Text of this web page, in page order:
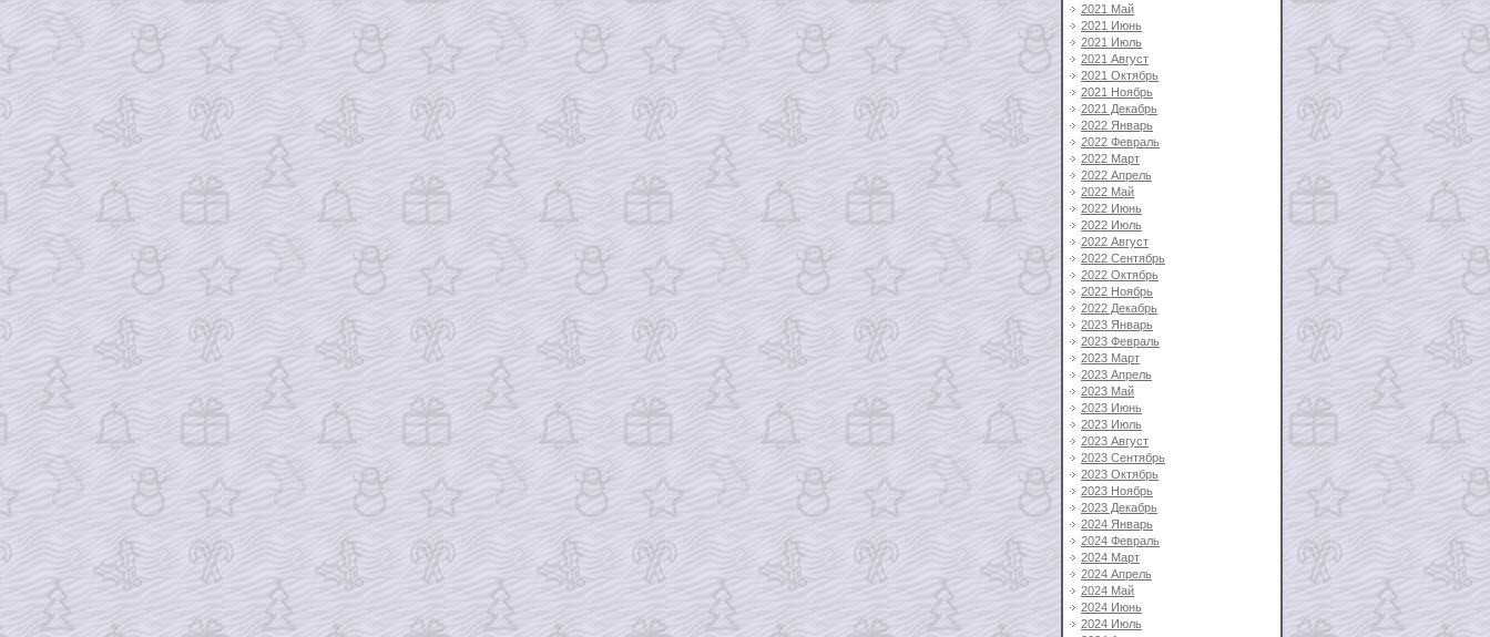
2021 Май
2021 Июнь
2021 Июль
2021 Август
2021 Октябрь
2021 Ноябрь
2021 Декабрь
2022 Январь
2022 Февраль
2022 Март
2022 Апрель
2022 Май
2022 Июнь
2022 Июль
2022 Август
2022 Сентябрь
2022 Октябрь
2022 Ноябрь
2022 Декабрь
2023 Январь
2023 Февраль
2023 Март
2023 Апрель
2023 Май
2023 Июнь
2023 Июль
2023 Август
2023 Сентябрь
2023 Октябрь
2023 Ноябрь
2023 Декабрь
2024 Январь
2024 Февраль
2024 Март
2024 Апрель
2024 Май
2024 Июнь
2024 Июль